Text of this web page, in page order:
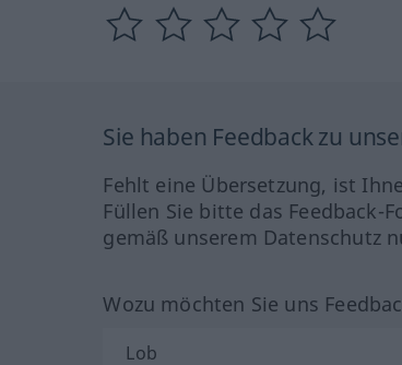
Sie haben Feedback zu
Fehlt eine Übersetzung, ist
Füllen Sie bitte das Feedback-
gemäß unserem Datenschutz
Wozu möchten Sie uns